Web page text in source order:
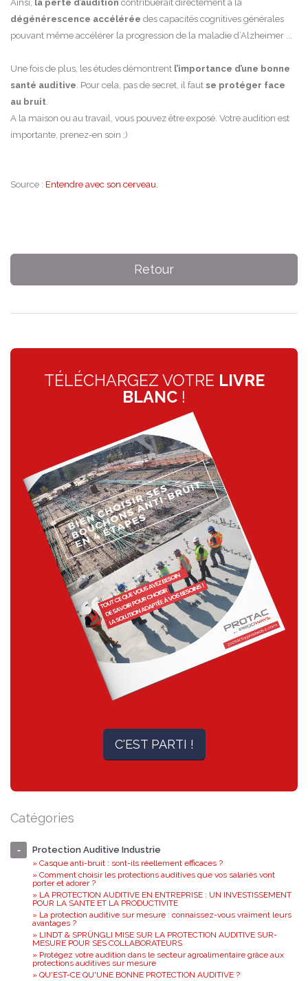
Ainsi, la perte d’audition contribuerait directement à la
dégénérescence accélérée des capacités cognitives générales
pouvant même accélérer la progression de la maladie d’Alzheimer ...
Une fois de plus, les études démontrent l’importance d’une bonne
santé auditive. Pour cela, pas de secret, il faut se protéger face
au bruit.
A la maison ou au travail, vous pouvez être exposé. Votre audition est
importante, prenez-en soin ;)
Source : Entendre avec son cerveau.
Retour
TÉLÉCHARGEZ VOTRE LIVRE
BLANC !
C'EST PARTI !
Catégories
Protection Auditive Industrie
» Casque anti-bruit : sont-ils réellement efficaces ?
» Comment choisir les protections auditives que vos salariés vont
porter et adorer ?
» LA PROTECTION AUDITIVE EN ENTREPRISE : UN INVESTISSEMENT
POUR LA SANTE ET LA PRODUCTIVITE
» La protection auditive sur mesure : connaissez-vous vraiment leurs
avantages ?
» LINDT & SPRÜNGLI MISE SUR LA PROTECTION AUDITIVE SUR-
MESURE POUR SES COLLABORATEURS
» Protégez votre audition dans le secteur agroalimentaire grâce aux
protections auditives sur mesure
» QU'EST-CE QU'UNE BONNE PROTECTION AUDITIVE ?